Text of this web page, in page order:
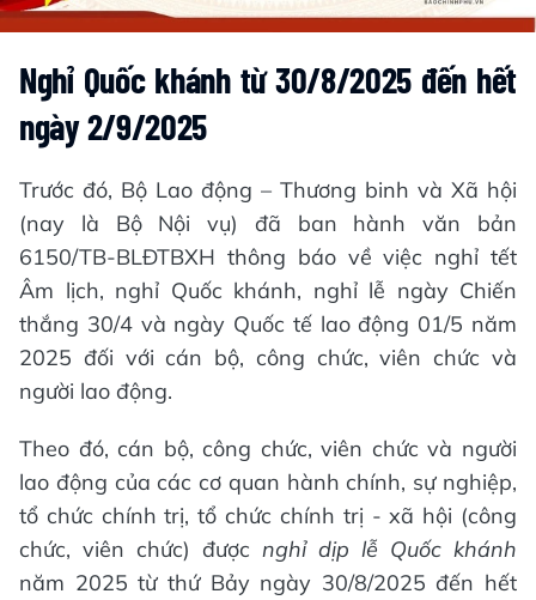
Nghỉ Quốc khánh từ 30/8/2025 đến hết
ngày 2/9/2025
Trước đó, Bộ Lao động – Thương binh và Xã hội
(nay là Bộ Nội vụ) đã ban hành văn bản
6150/TB-BLĐTBXH thông báo về việc nghỉ tết
Âm lịch, nghỉ Quốc khánh, nghỉ lễ ngày Chiến
thắng 30/4 và ngày Quốc tế lao động 01/5 năm
2025 đối với cán bộ, công chức, viên chức và
người lao động.
Theo đó, cán bộ, công chức, viên chức và người
lao động của các cơ quan hành chính, sự nghiệp,
tổ chức chính trị, tổ chức chính trị - xã hội (công
chức, viên chức) được nghỉ dịp lễ Quốc khánh
năm 2025 từ thứ Bảy ngày 30/8/2025 đến hết